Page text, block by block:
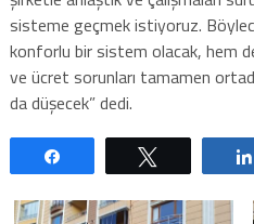
sisteme geçmek istiyoruz.
konforlu bir sistem olacak, hem
ve ücret sorunları tamamen
da düşecek” dedi.